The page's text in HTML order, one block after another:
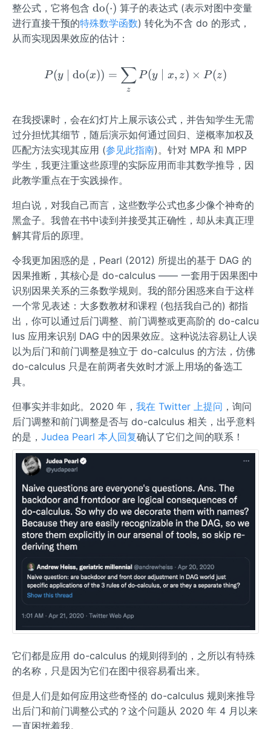
整公式，它将包含 \o
pe
rat
me
(\c
do
t)
do(⋅) 算子的表达式 (表示对图中变量
进行直接干预的特殊数学函数) 转化为不含 do 的形式，
从而实现因果效应的估计：
P(y \mid
P(y do(x)) =
z
∑P (y x, z) × P(z)
在我授课时，会在幻灯片上展示该公式，并告知学生无需
过分担忧其细节，随后演示如何通过回归、逆概率加权及
匹配方法实现其应用 (参见此指南)。针对 MPA 和 MPP
学生，我更注重这些原理的实际应用而非其数学推导，因
此教学重点在于实践操作。
坦白说，对我自己而言，这些数学公式也多少像个神奇的
黑盒子。我曾在书中读到并接受其正确性，却从未真正理
解其背后的原理。
令我更加困惑的是，Pearl (2012) 所提出的基于 DAG 的
因果推断，其核心是 do-calculus —— 一套用于因果图中
识别因果关系的三条数学规则。我的部分困惑来自于这样
一个常见表述：大多数教材和课程 (包括我自己的) 都指
出，你可以通过后门调整、前门调整或更高阶的 do-calcu
lus 应用来识别 DAG 中的因果效应。这种说法容易让人误
以为后门和前门调整是独立于 do-calculus 的方法，仿佛
do-calculus 只是在前两者失效时才派上用场的备选工
具。
但事实并非如此。2020 年， 我在 Twitter 上提问 ，询问
后门调整和前门调整是否与 do-calculus 相关，出乎意料
的是， Judea Pearl 本人回复确认了它们之间的联系！
它们都是应用 do-calculus 的规则得到的，之所以有特殊
的名称，只是因为它们在图中很容易看出来。
但是人们是如何应用这些奇怪的 do-calculus 规则来推导
出后门和前门调整公式的？这个问题从 2020 年 4 月以来
一直困扰着我。